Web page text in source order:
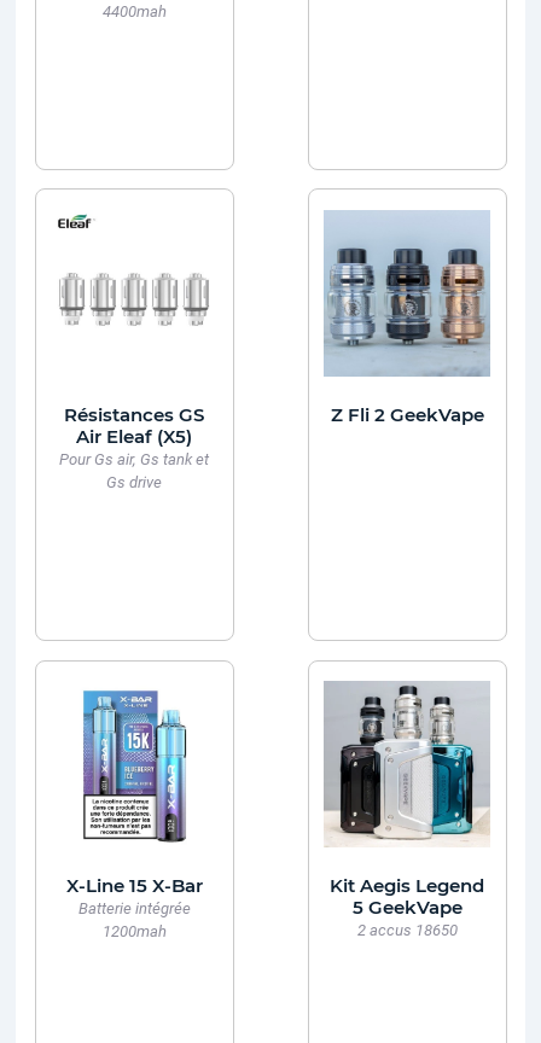
4400mah
Résistances GS
Air Eleaf (X5)
Pour Gs air, Gs tank et
Gs drive
Z Fli 2 GeekVape
X-Line 15 X-Bar
Batterie intégrée
1200mah
Kit Aegis Legend
5 GeekVape
2 accus 18650